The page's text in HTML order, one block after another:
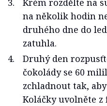
Krém rozdělte na
na několik hodin
druhého dne do
zatuhla.
Druhý den
čokolády se 60
zchladnout tak,
Koláčky uvolněte